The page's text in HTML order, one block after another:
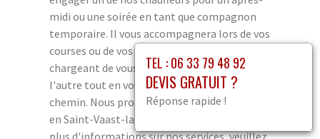
midi ou une soirée en tant que compagnon
temporaire. Il vous accompagnera lors de vos
courses ou de vos sorties entre amis, se
chargeant de vous conduire d'un endroit à
l'autre tout en vous tenant compagnie en
chemin. Nous proposons ce service partout
en Saint-Vaast-la-Hougue Manche 50. Pour
plus d'informations sur nos services, veuillez
TEL : 06 33 79 48 92
DEVIS GRATUIT ?
Réponse rapide !